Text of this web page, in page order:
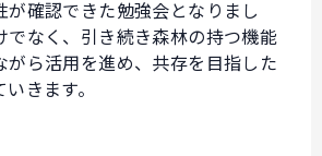
が確認できた勉強会となりまし
でなく、引き続き森林の持つ機能
がら活用を進め、共存を目指した
きます。